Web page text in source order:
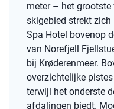
meter – het grootste
skigebied strekt
Spa Hotel bovenop
van Norefjell
bij Krøderenmeer.
overzichtelijke
terwijl het onderste
afdalingen biedt.